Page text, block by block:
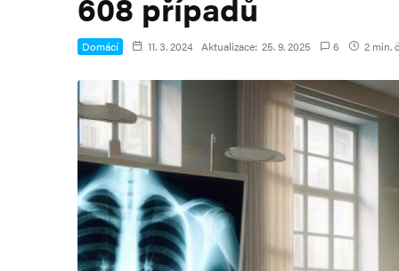
Domácí 11. 3. 2024 Aktualizace: 25. 9. 2025 6 2 min.